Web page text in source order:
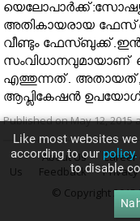
അതികായരായ
വീണ്ടും
എത്തുന്നത്.
ആപ്ലികേഷന്‍
Published on May 12, 2015
About Us Career
Us
Feedback Privacy
© Copyright 2015
Like most websites
according to our policy.
to disable